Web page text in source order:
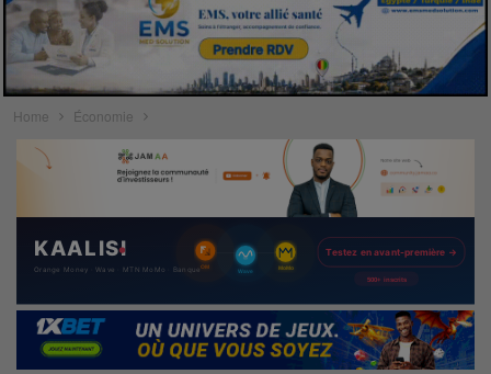
Home Économie